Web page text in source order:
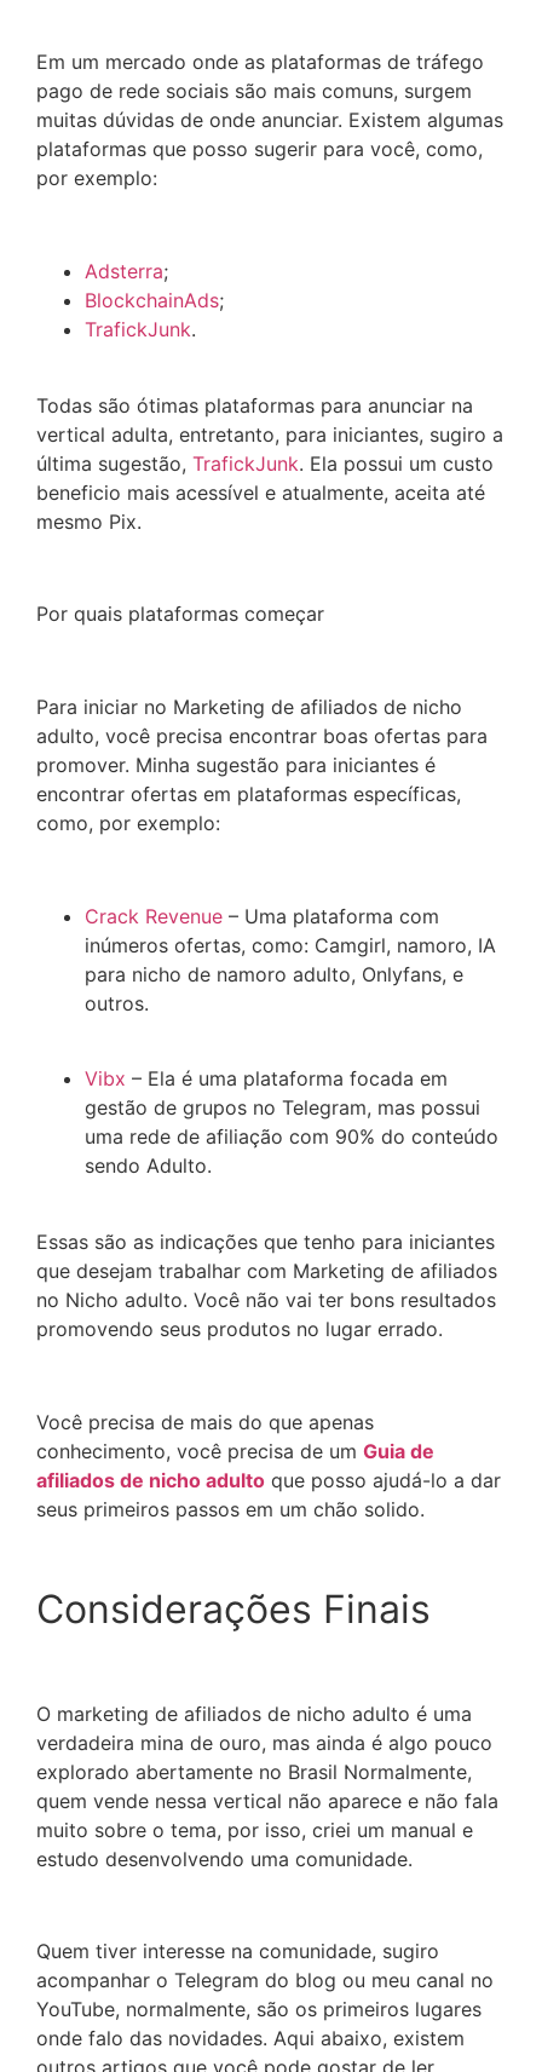
Em um mercado onde as plataformas de tráfego
pago de rede sociais são mais comuns, surgem
muitas dúvidas de onde anunciar. Existem algumas
plataformas que posso sugerir para você, como,
por exemplo:
Adsterra;
BlockchainAds;
TrafickJunk.
Todas são ótimas plataformas para anunciar na
vertical adulta, entretanto, para iniciantes, sugiro a
última sugestão, TrafickJunk. Ela possui um custo
beneficio mais acessível e atualmente, aceita até
mesmo Pix.
Por quais plataformas começar
Para iniciar no Marketing de afiliados de nicho
adulto, você precisa encontrar boas ofertas para
promover. Minha sugestão para iniciantes é
encontrar ofertas em plataformas específicas,
como, por exemplo:
Crack Revenue – Uma plataforma com
inúmeros ofertas, como: Camgirl, namoro, IA
para nicho de namoro adulto, Onlyfans, e
outros.
Vibx – Ela é uma plataforma focada em
gestão de grupos no Telegram, mas possui
uma rede de afiliação com 90% do conteúdo
sendo Adulto.
Essas são as indicações que tenho para iniciantes
que desejam trabalhar com Marketing de afiliados
no Nicho adulto. Você não vai ter bons resultados
promovendo seus produtos no lugar errado.
Você precisa de mais do que apenas
conhecimento, você precisa de um Guia de
afiliados de nicho adulto que posso ajudá-lo a dar
seus primeiros passos em um chão solido.
Considerações Finais
O marketing de afiliados de nicho adulto é uma
verdadeira mina de ouro, mas ainda é algo pouco
explorado abertamente no Brasil Normalmente,
quem vende nessa vertical não aparece e não fala
muito sobre o tema, por isso, criei um manual e
estudo desenvolvendo uma comunidade.
Quem tiver interesse na comunidade, sugiro
acompanhar o Telegram do blog ou meu canal no
YouTube, normalmente, são os primeiros lugares
onde falo das novidades. Aqui abaixo, existem